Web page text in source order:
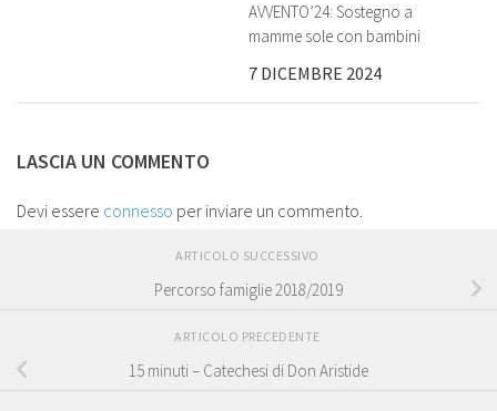
AVVENTO’24: Sostegno a
mamme sole con bambini
7 DICEMBRE 2024
LASCIA UN COMMENTO
Devi essere connesso per inviare un commento.
ARTICOLO SUCCESSIVO
Percorso famiglie 2018/2019
ARTICOLO PRECEDENTE
15 minuti – Catechesi di Don Aristide